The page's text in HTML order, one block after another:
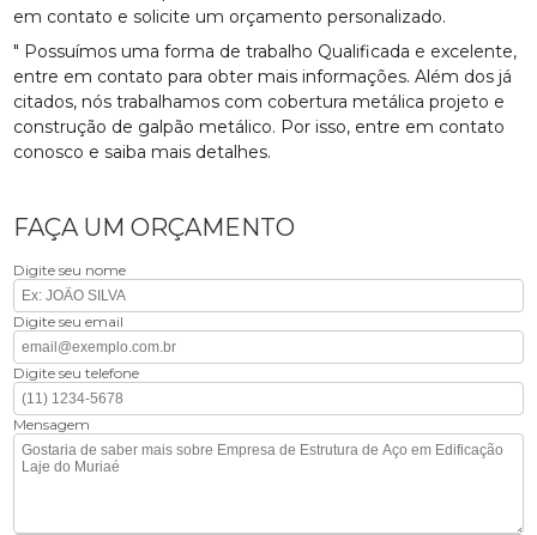
em contato e solicite um orçamento personalizado.
" Possuímos uma forma de trabalho Qualificada e excelente,
entre em contato para obter mais informações. Além dos já
citados, nós trabalhamos com cobertura metálica projeto e
construção de galpão metálico. Por isso, entre em contato
conosco e saiba mais detalhes.
FAÇA UM ORÇAMENTO
Digite seu nome
Digite seu email
Digite seu telefone
Mensagem